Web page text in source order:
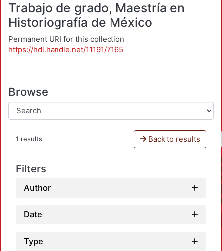
Trabajo de grado, Maestría en
Historiografía de México
Permanent URI for this collection
https://hdl.handle.net/11191/7165
Browse
1 results Back to results
Filters
Author
Date
Type